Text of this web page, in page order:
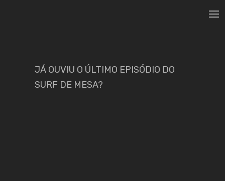
JÁ OUVIU O ÚLTIMO EPISÓDIO DO
SURF DE MESA?